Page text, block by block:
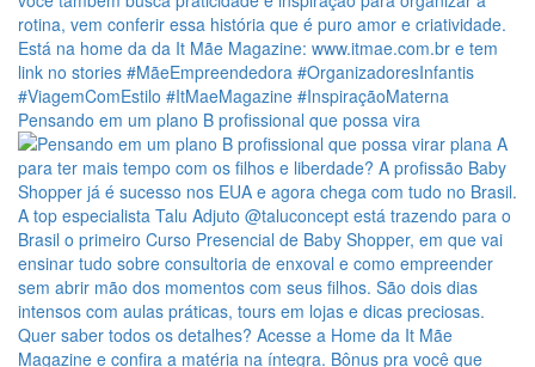
Pensando em um plano B profissional que possa vira